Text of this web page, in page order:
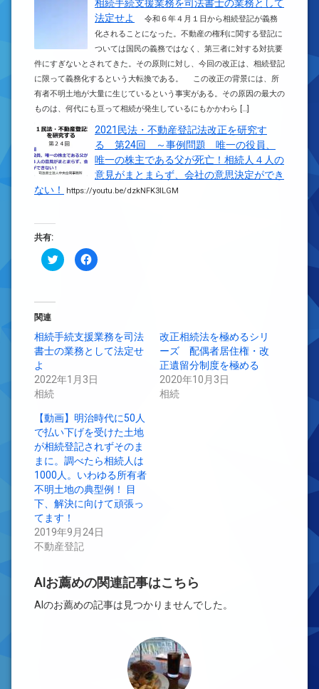
相続手続支援業務を司法書士の業務として
法定せよ
令和６年４月１日から相続登記が義務
化されることになった。不動産の権利に関する登記に
ついては国民の義務ではなく、第三者に対する対抗要
件にすぎないとされてきた。その原則に対し、今回の改正は、相続登記
に限って義務化するという大転換である。 この改正の背景には、所
有者不明土地が大量に生じているという事実がある。その原因の最大の
ものは、何代にも亘って相続が発生しているにもかかわら […]
2021民法・不動産登記法改正を研究す
る 第24回 ～事例問題 唯一の役員、
唯一の株主である父が死亡！相続人４人の
意見がまとまらず、会社の意思決定ができ
ない！
https://youtu.be/dzkNFK3ILGM
共有:
ク
リ
有
(新
し
い
ィ
ン
で
開
き
ま
す)
Facebook
で
リ
ッ
ク
し
く
だ
(新
し
い
ウ
ィ
ン
ド
ウ
で
開
き
ま
関連
相続手続支援業務を司法
書士の業務として法定せ
よ
2022年1月3日
相続
改正相続法を極めるシリ
ーズ 配偶者居住権・改
正遺留分制度を極める
2020年10月3日
相続
【動画】明治時代に50人
で払い下げを受けた土地
が相続登記されずそのま
まに。調べたら相続人は
1000人。いわゆる所有者
不明土地の典型例！ 目
下、解決に向けて頑張っ
てます！
2019年9月24日
不動産登記
AIお薦めの関連記事はこちら
AIのお薦めの記事は見つかりませんでした。